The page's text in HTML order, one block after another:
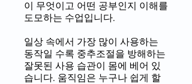
이 무엇이고 어떤 공부인지 이해를
도모하는 수업입니다.
일상 속에서 가장 많이 사용하는
동작일 수록 중추조절을 방해하는
잘못된 사용 습관이 몸에 베어 있
습니다. 움직임은 누구나 쉽게 할